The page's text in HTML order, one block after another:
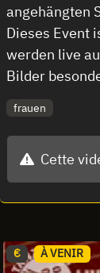
angehängten
Dieses Event
werden live
Bilder
frauen
Cette
€ À VENIR